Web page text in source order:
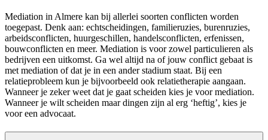
Mediation in Almere kan bij allerlei soorten conflicten worden
toegepast. Denk aan: echtscheidingen, familieruzies, burenruzies,
arbeidsconflicten, huurgeschillen, handelsconflicten, erfenissen,
bouwconflicten en meer. Mediation is voor zowel particulieren als
bedrijven een uitkomst. Ga wel altijd na of jouw conflict gebaat is
met mediation of dat je in een ander stadium staat. Bij een
relatieprobleem kun je bijvoorbeeld ook relatietherapie aangaan.
Wanneer je zeker weet dat je gaat scheiden kies je voor mediation.
Wanneer je wilt scheiden maar dingen zijn al erg ‘heftig’, kies je
voor een advocaat.